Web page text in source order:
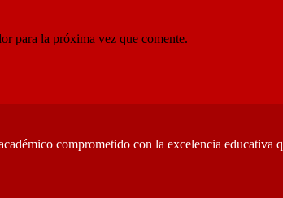
para la próxima vez que comente.
comprometido con la excelencia